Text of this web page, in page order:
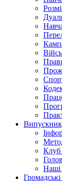
Клуб
Наші
Громадські